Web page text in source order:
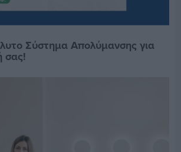
Σύστημα Απολύμανσης για
σας!